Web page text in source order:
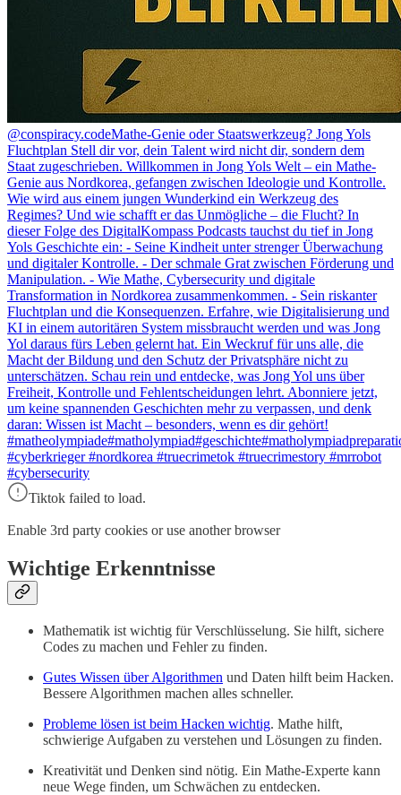
@conspiracy.codeMathe-Genie oder Staatswerkzeug? Jong Yols
Fluchtplan Stell dir vor, dein Talent wird nicht dir, sondern dem
Staat zugeschrieben. Willkommen in Jong Yols Welt – ein Mathe-
Genie aus Nordkorea, gefangen zwischen Ideologie und Kontrolle.
Wie wird aus einem jungen Wunderkind ein Werkzeug des
Regimes? Und wie schafft er das Unmögliche – die Flucht? In
dieser Folge des DigitalKompass Podcasts tauchst du tief in Jong
Yols Geschichte ein: - Seine Kindheit unter strenger Überwachung
und digitaler Kontrolle. - Der schmale Grat zwischen Förderung und
Manipulation. - Wie Mathe, Cybersecurity und digitale
Transformation in Nordkorea zusammenkommen. - Sein riskanter
Fluchtplan und die Konsequenzen. Erfahre, wie Digitalisierung und
KI in einem autoritären System missbraucht werden und was Jong
Yol daraus fürs Leben gelernt hat. Ein Weckruf für uns alle, die
Macht der Bildung und den Schutz der Privatsphäre nicht zu
unterschätzen. Schau rein und entdecke, was Jong Yol uns über
Freiheit, Kontrolle und Fehlentscheidungen lehrt. Abonniere jetzt,
um keine spannenden Geschichten mehr zu verpassen, und denk
daran: Wissen ist Macht – besonders, wenn es dir gehört!
#cyberkrieger #nordkorea #truecrimetok #truecrimestory #mrrobot
#cybersecurity
Tiktok failed to load.
Enable 3rd party cookies or use another browser
Wichtige Erkenntnisse
Mathematik ist wichtig für Verschlüsselung. Sie hilft, sichere
Codes zu machen und Fehler zu finden.
Gutes Wissen über Algorithmen und Daten hilft beim Hacken.
Bessere Algorithmen machen alles schneller.
Probleme lösen ist beim Hacken wichtig. Mathe hilft,
schwierige Aufgaben zu verstehen und Lösungen zu finden.
Kreativität und Denken sind nötig. Ein Mathe-Experte kann
neue Wege finden, um Schwächen zu entdecken.